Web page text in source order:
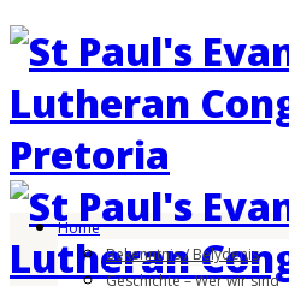
Home
Bekenntnis / Belydenis
Geschichte – Wer wir sind